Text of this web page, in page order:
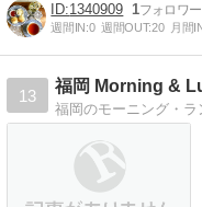
1340909 1
週間IN:0 週間OUT:20 月間
13
福岡 Morning &